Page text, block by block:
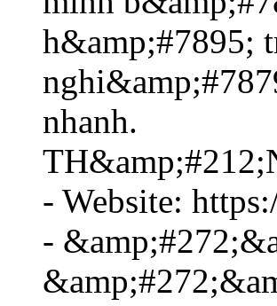
h&amp;#7895;
nhanh.
- Website:
-